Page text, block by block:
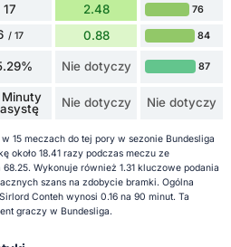
17 2.48 76
/ 17 0.88 84
Nie dotyczy 87
Minuty
Nie dotyczy Nie dotyczy
15 meczach do tej pory w sezonie Bundesliga
około 18.41 razy podczas meczu ze
Wykonuje również 1.31 kluczowe podania
szans na zdobycie bramki. Ogólna
Conteh wynosi 0.16 na 90 minut. Ta
graczy w Bundesliga.